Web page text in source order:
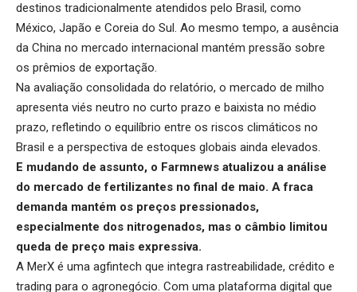
destinos tradicionalmente atendidos pelo Brasil, como
México, Japão e Coreia do Sul. Ao mesmo tempo, a ausência
da China no mercado internacional mantém pressão sobre
os prêmios de exportação.
Na avaliação consolidada do relatório, o mercado de milho
apresenta viés neutro no curto prazo e baixista no médio
prazo, refletindo o equilíbrio entre os riscos climáticos no
Brasil e a perspectiva de estoques globais ainda elevados.
E mudando de assunto, o Farmnews atualizou a análise
do mercado de fertilizantes no final de maio. A fraca
demanda mantém os preços pressionados,
especialmente dos nitrogenados, mas o câmbio limitou
queda de preço mais expressiva.
A MerX é uma agfintech que integra rastreabilidade, crédito e
trading para o agronegócio. Com uma plataforma digital que